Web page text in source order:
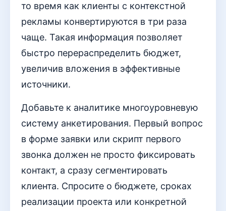
то время как клиенты с контекстной
рекламы конвертируются в три раза
чаще. Такая информация позволяет
быстро перераспределить бюджет,
увеличив вложения в эффективные
источники.
Добавьте к аналитике многоуровневую
систему анкетирования. Первый вопрос
в форме заявки или скрипт первого
звонка должен не просто фиксировать
контакт, а сразу сегментировать
клиента. Спросите о бюджете, сроках
реализации проекта или конкретной